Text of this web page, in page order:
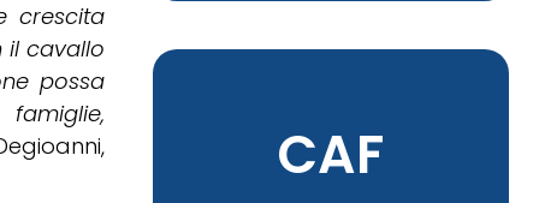
crescita
il cavallo
possa
CAF